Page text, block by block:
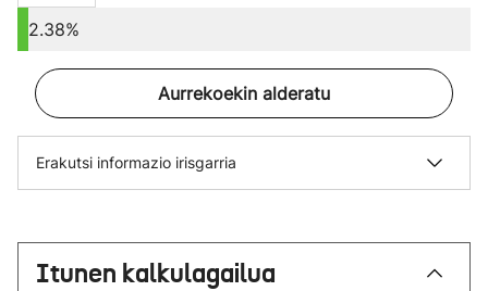
2.38%
Aurrekoekin alderatu
Erakutsi informazio irisgarria
Itunen kalkulagailua